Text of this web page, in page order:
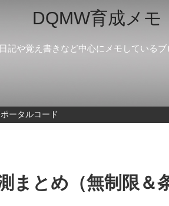
DQMW育成メモ
記や覚え書きなど中心にメモしているブ
ータルコード
まとめ（無制限＆